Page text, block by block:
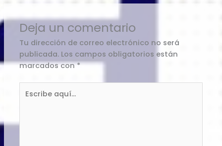
Deja un comentario
Tu dirección de correo electrónico no será
publicada. Los campos obligatorios están
marcados con*
aquí...